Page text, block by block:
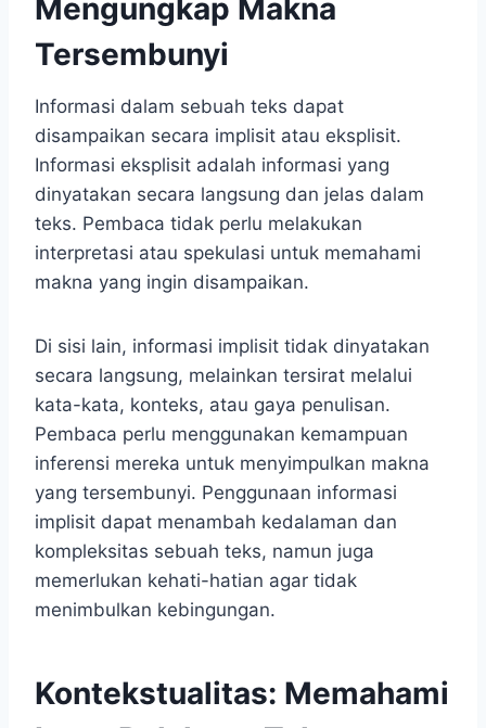
Mengungkap Makna
Tersembunyi
Informasi dalam sebuah teks dapat
disampaikan secara implisit atau eksplisit.
Informasi eksplisit adalah informasi yang
dinyatakan secara langsung dan jelas dalam
teks. Pembaca tidak perlu melakukan
interpretasi atau spekulasi untuk memahami
makna yang ingin disampaikan.
Di sisi lain, informasi implisit tidak dinyatakan
secara langsung, melainkan tersirat melalui
kata-kata, konteks, atau gaya penulisan.
Pembaca perlu menggunakan kemampuan
inferensi mereka untuk menyimpulkan makna
yang tersembunyi. Penggunaan informasi
implisit dapat menambah kedalaman dan
kompleksitas sebuah teks, namun juga
memerlukan kehati-hatian agar tidak
menimbulkan kebingungan.
Kontekstualitas: Memahami